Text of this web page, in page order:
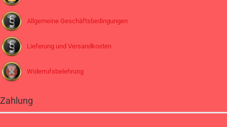
Allgemeine Geschäftsbedingungen
Lieferung und Versandkosten
Widerrufsbelehrung
Zahlung